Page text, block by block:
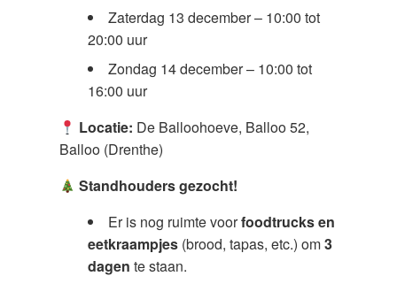
Zaterdag 13 december – 10:00 tot
20:00 uur
Zondag 14 december – 10:00 tot
16:00 uur
Locatie: De Balloohoeve, Balloo 52,
Balloo (Drenthe)
Standhouders gezocht!
Er is nog ruimte voorfoodtrucks en
eetkraampjes (brood, tapas, etc.) om3
dagen te staan.